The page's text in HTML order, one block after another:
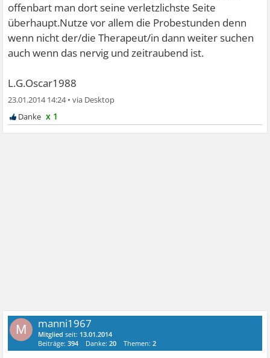
offenbart man dort seine verletzlichste Seite
überhaupt.Nutze vor allem die Probestunden denn
wenn nicht der/die Therapeut/in dann weiter suchen
auch wenn das nervig und zeitraubend ist.
L.G.Oscar1988
23.01.2014 14:24•
x 1
M manni1967
Mitglied seit: 13.01.2014
Beiträge:394 Danke:20 Themen:2